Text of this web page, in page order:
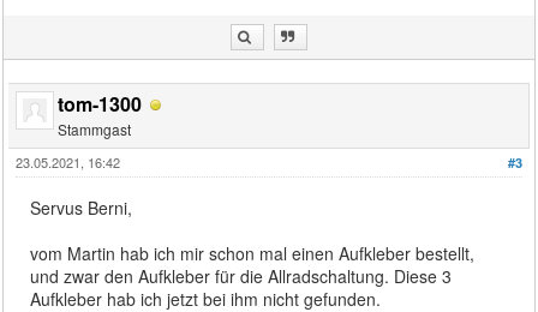
tom-1300
Stammgast
#3
23.05.2021, 16:42
Servus Berni,
vom Martin hab ich mir schon mal einen Aufkleber bestellt,
und zwar den Aufkleber für die Allradschaltung. Diese 3
Aufkleber hab ich jetzt bei ihm nicht gefunden.